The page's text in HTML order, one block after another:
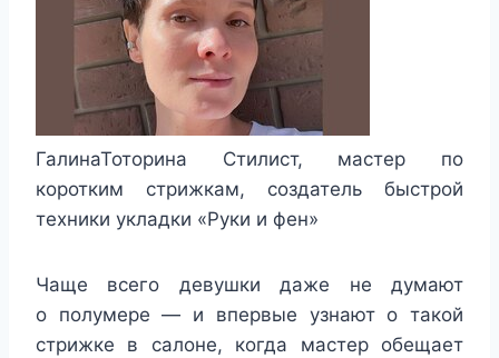
ГалинаТоторина Стилист, мастер по
коротким стрижкам, создатель быстрой
техники укладки «Руки и фен»
Чаще всего девушки даже не думают
о полумере — и впервые узнают о такой
стрижке в салоне, когда мастер обещает